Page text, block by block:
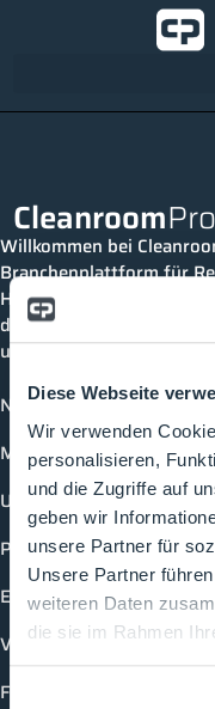
Diese Webseite
Wir verwenden
personalisieren,
und die Zugriffe auf
geben wir
unsere Partner für
Unsere Partner
weiteren Daten
die sie im Rahmen
Einwilligungsauswahl
Cleanroom
Willkommen bei
Branchenplattform für
Hier bleibst du immer auf
dich mit anderen
und Events der Branche
News
Mediathek
Unternehmen
Produkte
Events
Vorträge
Future-Faces